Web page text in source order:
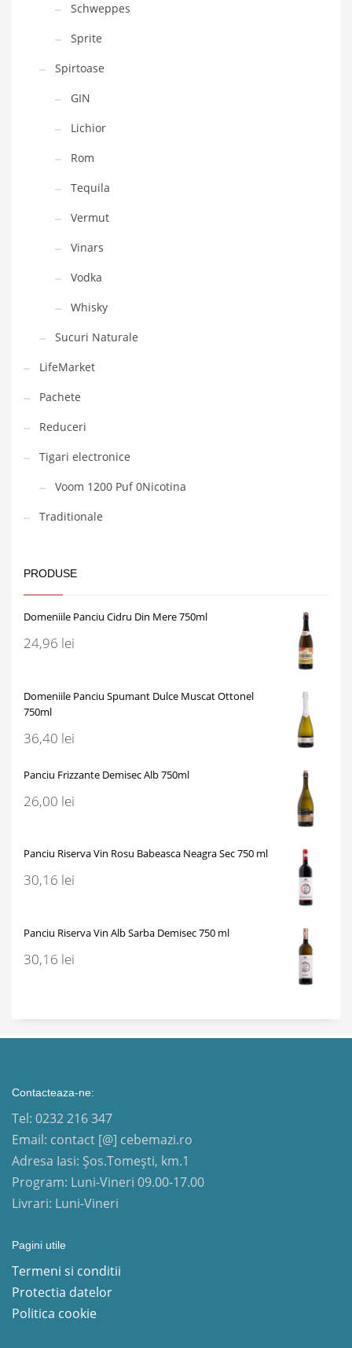
Schweppes
Sprite
Spirtoase
GIN
Lichior
Rom
Tequila
Vermut
Vinars
Vodka
Whisky
Sucuri Naturale
LifeMarket
Pachete
Reduceri
Tigari electronice
Voom 1200 Puf 0Nicotina
Traditionale
PRODUSE
Domeniile Panciu Cidru Din Mere 750ml
24,96 lei
Domeniile Panciu Spumant Dulce Muscat Ottonel
750ml
36,40 lei
Panciu Frizzante Demisec Alb 750ml
26,00 lei
Panciu Riserva Vin Rosu Babeasca Neagra Sec 750 ml
30,16 lei
Panciu Riserva Vin Alb Sarba Demisec 750 ml
30,16 lei
Contacteaza-ne:
Tel: 0232 216 347
Email: contact [@] cebemazi.ro
Adresa Iasi: Șos.Tomești, km.1
Program: Luni-Vineri 09.00-17.00
Livrari: Luni-Vineri
Pagini utile
Termeni si conditii
Protectia datelor
Politica cookie